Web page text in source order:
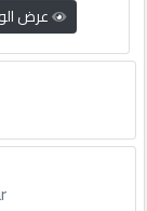
English
أضف
عرض